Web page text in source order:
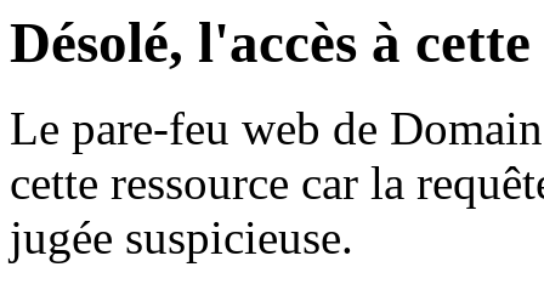
Désolé, l'accès à
Le pare-feu web de
cette ressource car la
jugée suspicieuse.